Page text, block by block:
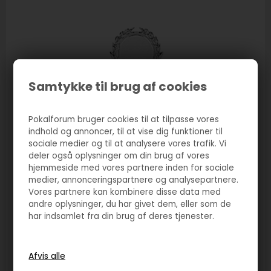
Samtykke til brug af cookies
Pokalforum bruger cookies til at tilpasse vores
indhold og annoncer, til at vise dig funktioner til
sociale medier og til at analysere vores trafik. Vi
deler også oplysninger om din brug af vores
hjemmeside med vores partnere inden for sociale
medier, annonceringspartnere og analysepartnere.
Vores partnere kan kombinere disse data med
andre oplysninger, du har givet dem, eller som de
har indsamlet fra din brug af deres tjenester.